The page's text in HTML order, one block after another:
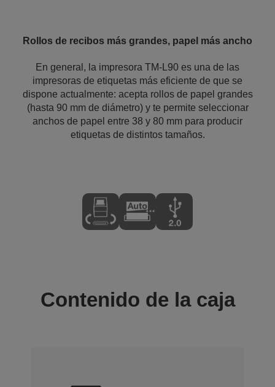
Rollos de recibos más grandes, papel más ancho
En general, la impresora TM-L90 es una de las
impresoras de etiquetas más eficiente de que se
dispone actualmente: acepta rollos de papel grandes
(hasta 90 mm de diámetro) y te permite seleccionar
anchos de papel entre 38 y 80 mm para producir
etiquetas de distintos tamaños.
Contenido de la caja